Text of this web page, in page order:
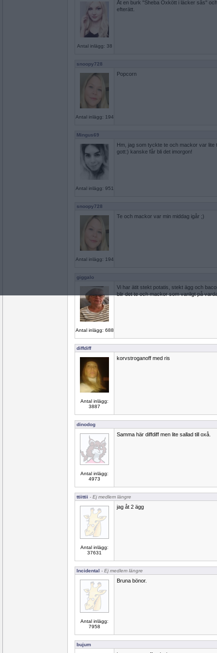
Antal inlägg: 38
Åt en burk "Sheba Oxkött i läcker sås"
efterätt.
snoopy728
Antal inlägg: 194
Popcorn
Mingus69
Antal inlägg: 951
Hm, jag som tyckte te och mackor var lite
gott:) kanske får bli det imorgon!
snoopy728
Antal inlägg: 194
Te och mackor var min middag igår ;)
giggalo
Antal inlägg: 688
Vi har ätit stekt potatis, stekt ägg och
blir det te och mackor som vanligt på
diffdiff
Antal inlägg:
3887
korvstroganoff med ris
dinodog
Antal inlägg:
4973
Samma här diffdiff men lite sallad till oxå.
ttiittii - Ej medlem längre
Antal inlägg:
37631
jag åt 2 ägg
Incidental - Ej medlem längre
Antal inlägg:
7958
Bruna bönor.
bujum